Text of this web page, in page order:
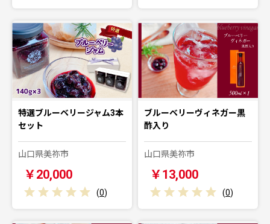
特選ブルーベリージャム3本
セット
山口県美祢市
￥20,000
(0)
ブルーベリーヴィネガー黒
酢入り
山口県美祢市
￥13,000
(0)